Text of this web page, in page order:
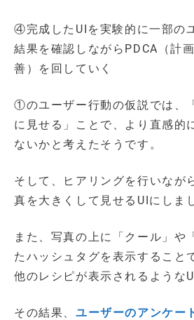
④完成したUIを実験的に一部の
結果を確認しながらPDCA（計
善）を回していく
①のユーザー行動の仮説では、
に見せる」ことで、より直感的
ないかと考えたそうです。
そして、ヒアリングを行いなが
真を大きくして見せるUIにしま
また、写真の上に「クール」や
たハッシュタグを表示すること
他のレシピが表示されるような
その結果、 ユーザーのアンケー